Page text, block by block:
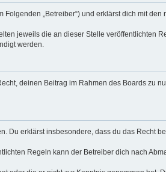
Folgenden „Betreiber“) und erklärst dich mit den
jeweils die an dieser Stelle veröffentlichten
werden.
deinen Beitrag im Rahmen des Boards zu
Du erklärst insbesondere, dass du das Recht
Regeln kann der Betreiber dich nach